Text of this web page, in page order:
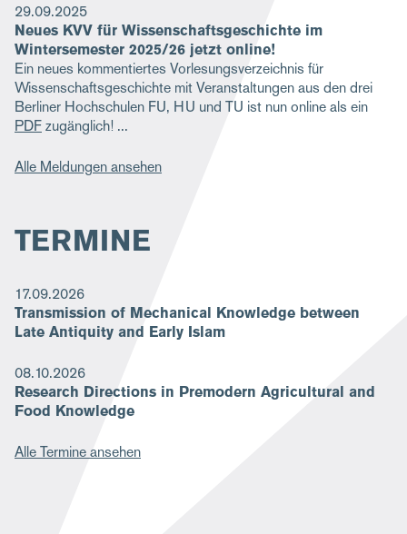
29.09.2025
Neues KVV für Wissenschaftsgeschichte im
Wintersemester 2025/26 jetzt online!
Ein neues kommentiertes Vorlesungsverzeichnis für
Wissenschaftsgeschichte mit Veranstaltungen aus den drei
Berliner Hochschulen FU, HU und TU ist nun online als ein
PDFzugänglich!
Alle Meldungen ansehen
TERMINE
17.09.2026
Transmission of Mechanical Knowledge between
Late Antiquity and Early Islam
08.10.2026
Research Directions in Premodern Agricultural and
Food Knowledge
Alle Termine ansehen